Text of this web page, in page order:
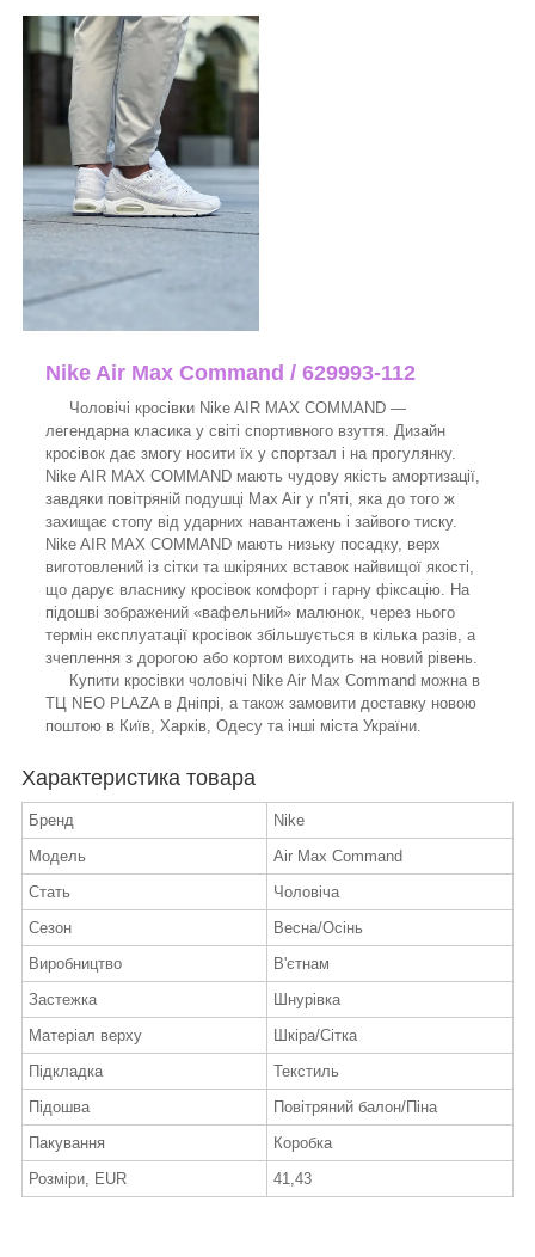
Nike Air Max Command / 629993-112
Чоловічі кросівки Nike AIR MAX COMMAND —
легендарна класика у світі спортивного взуття. Дизайн
кросівок дає змогу носити їх у спортзал і на прогулянку.
Nike AIR MAX COMMAND мають чудову якість амортизації,
завдяки повітряній подушці Max Air у п'яті, яка до того ж
захищає стопу від ударних навантажень і зайвого тиску.
Nike AIR MAX COMMAND мають низьку посадку, верх
виготовлений із сітки та шкіряних вставок найвищої якості,
що дарує власнику кросівок комфорт і гарну фіксацію. На
підошві зображений «вафельний» малюнок, через нього
термін експлуатації кросівок збільшується в кілька разів, а
зчеплення з дорогою або кортом виходить на новий рівень.
Купити кросівки чоловічі Nike Air Max Command можна в
ТЦ NEO PLAZA в Дніпрі, а також замовити доставку новою
поштою в Київ, Харків, Одесу та інші міста України.
Характеристика товара
Бренд
Nike
Модель
Air Max Command
Стать
Чоловіча
Сезон
Весна/Осінь
Виробництво
В'єтнам
Застежка
Шнурівка
Матеріал верху
Шкіра/Сітка
Підкладка
Текстиль
Підошва
Повітряний балон/Піна
Пакування
Коробка
Розміри, EUR
41,43